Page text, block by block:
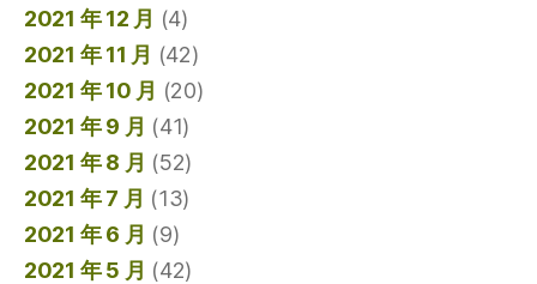
2021 年 12 月 (4)
2021 年 11 月 (42)
2021 年 10 月 (20)
2021 年 9 月 (41)
2021 年 8 月 (52)
2021 年 7 月 (13)
2021 年 6 月 (9)
2021 年 5 月 (42)